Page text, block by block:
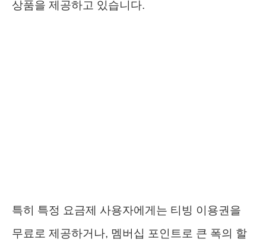
상품을 제공하고 있습니다.
특히 특정 요금제 사용자에게는 티빙 이용권을
무료로 제공하거나, 멤버십 포인트로 큰 폭의 할